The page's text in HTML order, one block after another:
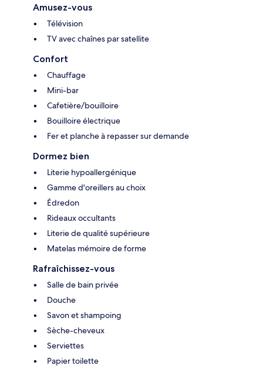
Amusez-vous
Télévision
TV avec chaînes par satellite
Confort
Chauffage
Mini-bar
Cafetière/bouilloire
Bouilloire électrique
Fer et planche à repasser sur demande
Dormez bien
Literie hypoallergénique
Gamme d'oreillers au choix
Édredon
Rideaux occultants
Literie de qualité supérieure
Matelas mémoire de forme
Rafraîchissez-vous
Salle de bain privée
Douche
Savon et shampoing
Sèche-cheveux
Serviettes
Papier toilette